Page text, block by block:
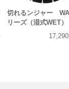
切れるンジャー
リーズ（湿式WET）